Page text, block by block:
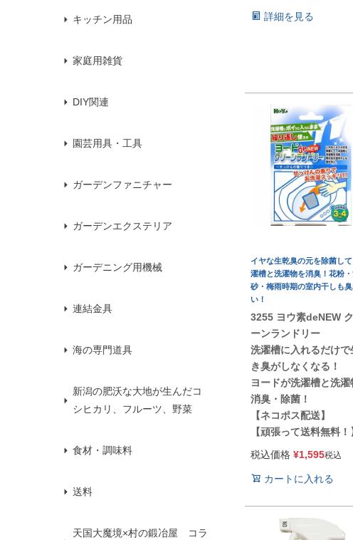
キッチン用品
家庭用雑貨
DIY関連
園芸用具・工具
ガーデンファニチャー
ガーデンエクステリア
ガーデニング用機械
連結金具
海の専門道具
新潟の肥沃な大地が生んだコ
シヒカリ、フルーツ、野菜
食材・調味料
送料
天国大魔境×村の鍛冶屋 コラ
詳細を見る
イヤな生乾臭の元を除菌し
濯槽と洗濯物を消臭！花粉
砂・梅雨時期の室内干しも
い！
3255 ヨウ素deNEW
ーンランドリー
洗濯槽に入れるだけで
き臭がしなくなる！
ヨードが洗濯槽と洗濯
消臭・除菌！
【ネコポス配送】
【頑張って送料無料！
税込価格 ¥1,595税込
カートに入れる